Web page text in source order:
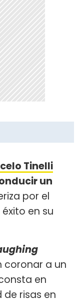
Tinelli
un
por el
en su
coronar a un
en
risas en